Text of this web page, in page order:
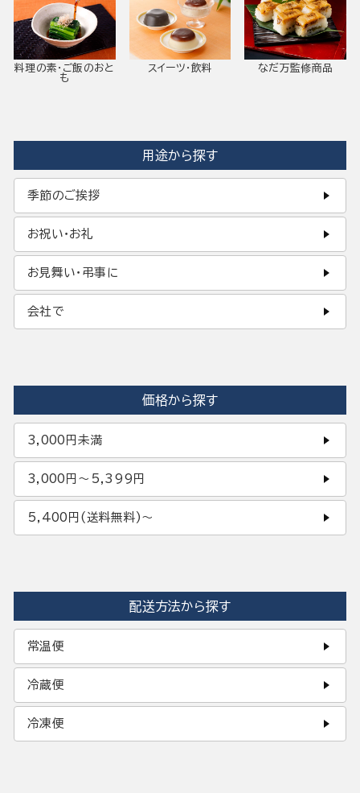
料理の素・ご飯のおと
も
スイーツ・飲料 なだ万監修商品
用途から探す
季節のご挨拶
お祝い・お礼
お見舞い・弔事に
会社で
価格から探す
3,000円未満
3,000円〜5,399円
5,400円(送料無料)〜
配送方法から探す
常温便
冷蔵便
冷凍便